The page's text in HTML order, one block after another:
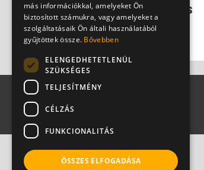
Figyelem: Ezek a súlyos
vesegyulladás tünetei!
Dr. Fischer Gábor
más információkkal, amelyeket Ön
biztosított számukra, vagy amelyeket a
szolgáltatásaik Ön általi használatából
gyűjtöttek össze. Bővebben
ELENGEDHETETLENÜL
SZÜKSÉGES
TELJESÍTMÉNY
CÉLZÁS
FUNKCIONALITÁS
ÖSSZES ELFOGADÁSA